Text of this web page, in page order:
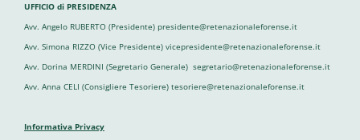
UFFICIO di PRESIDENZA
Avv. Angelo RUBERTO (Presidente) presidente@retenazionaleforense.it
Avv. Simona RIZZO (Vice Presidente) vicepresidente@retenazionaleforense.it
Avv. Dorina MERDINI (Segretario Generale) segretario@retenazionaleforense.it
Avv. Anna CELI (Consigliere Tesoriere) tesoriere@retenazionaleforense.it
Informativa Privacy